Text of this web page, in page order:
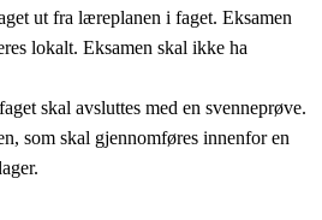
verdier
ut fra læreplanen i faget. Eksamen
lokalt. Eksamen skal ikke ha
skal avsluttes med en svenneprøve.
som skal gjennomføres innenfor en